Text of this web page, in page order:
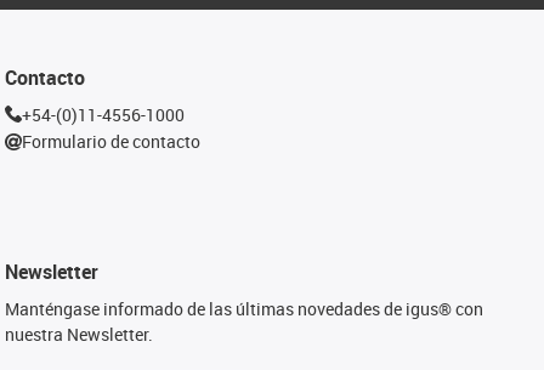
Contacto
+54-(0)11-4556-1000
Formulario de contacto
Newsletter
Manténgase informado de las últimas novedades de igus® con
nuestra Newsletter.